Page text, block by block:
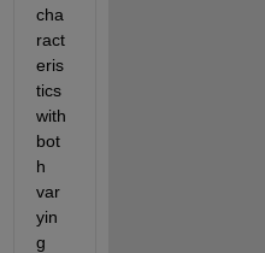
cha
ract
eris
tics
with
bot
h
var
yin
g